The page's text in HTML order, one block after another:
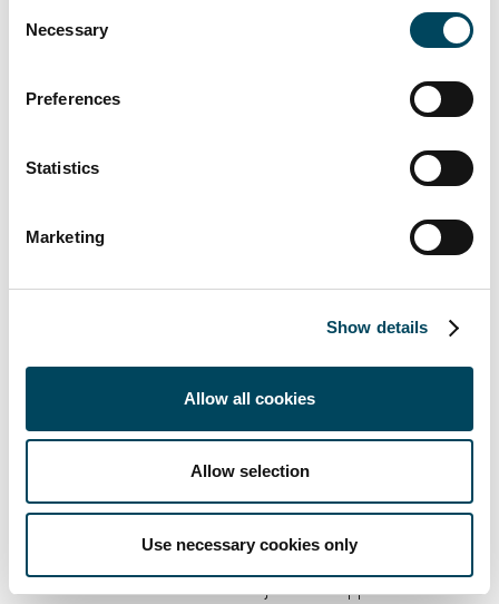
Selection
Necessary
Preferences
Statistics
Marketing
Show details
Allow all cookies
Allow selection
Use necessary cookies only
kommunikationschef på OBOS.
Tjuvkil ligger endast 20 minuter från Kungälv,
bebyggas med fristående villor samt par- och
- Vi ser stor potential i detta etablerade
målgrupp. Köparna kommer att kunna välja
mellan färdiga koncept och tomter där
kunden själv kan välja hustyp, avslutar Karin
Marken förvärvades av Tjuvkils Gruppen och